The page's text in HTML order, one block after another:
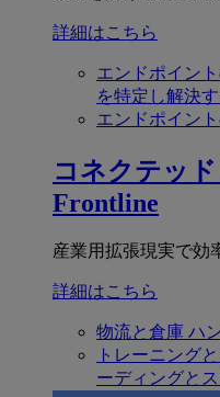
詳細はこちら
エンドポイン
を特定し解決
エンドポイン
コネクテッ
Frontline
産業用拡張現実で効
詳細はこちら
物流と倉庫 ハ
トレーニング
ーディングと